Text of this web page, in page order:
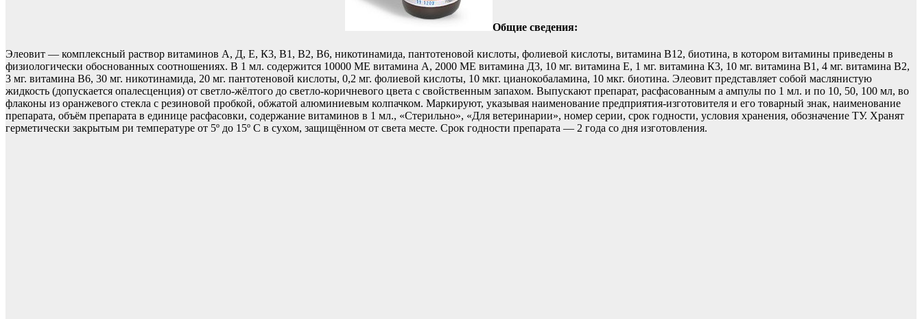
Общие сведения:
Элеовит — комплексный раствор витаминов А, Д, Е, К3, В1, В2, В6, никотинамида, пантотеновой кислоты, фолиевой кислоты, витамина В12, биотина, в котором витамины приведены в
физиологически обоснованных соотношениях. В 1 мл. содержится 10000 МЕ витамина А, 2000 МЕ витамина Д3, 10 мг. витамина Е, 1 мг. витамина К3, 10 мг. витамина В1, 4 мг. витамина В2,
3 мг. витамина В6, 30 мг. никотинамида, 20 мг. пантотеновой кислоты, 0,2 мг. фолиевой кислоты, 10 мкг. цианокобаламина, 10 мкг. биотина. Элеовит представляет собой маслянистую
жидкость (допускается опалесценция) от светло-жёлтого до светло-коричневого цвета с свойственным запахом. Выпускают препарат, расфасованным а ампулы по 1 мл. и по 10, 50, 100 мл, во
флаконы из оранжевого стекла с резиновой пробкой, обжатой алюминиевым колпачком. Маркируют, указывая наименование предприятия-изготовителя и его товарный знак, наименование
препарата, объём препарата в единице расфасовки, содержание витаминов в 1 мл., «Стерильно», «Для ветеринарии», номер серии, срок годности, условия хранения, обозначение ТУ. Хранят
герметически закрытым ри температуре от 5º до 15º С в сухом, защищённом от света месте. Срок годности препарата — 2 года со дня изготовления.